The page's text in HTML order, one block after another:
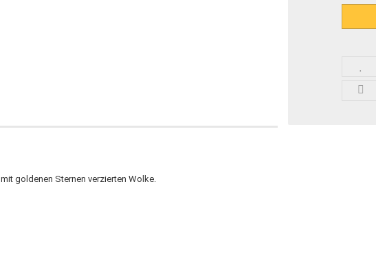
goldenen Sternen verzierten Wolke.